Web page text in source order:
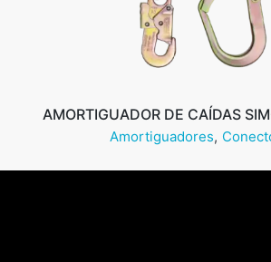
Leer más
AMORTIGUADOR DE CAÍDAS
Amortiguadores